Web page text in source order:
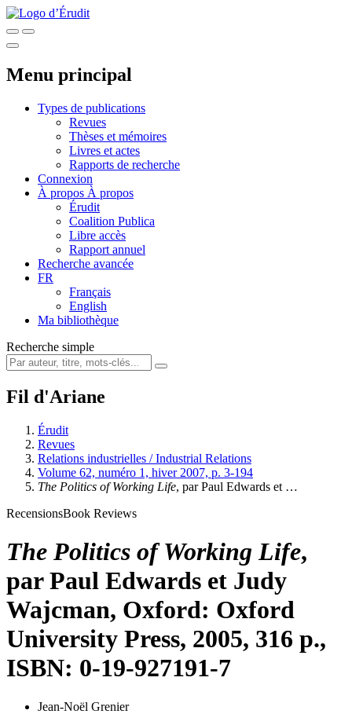
Menu principal
Types de publications
Revues
Thèses et mémoires
Livres et actes
Rapports de recherche
Connexion
À propos À propos
Érudit
Coalition Publica
Libre accès
Rapport annuel
Recherche avancée
FR
Français
English
Ma bibliothèque
Recherche simple
Fil d'Ariane
Érudit
Revues
Relations industrielles / Industrial Relations
Volume 62, numéro 1, hiver 2007, p. 3-194
The Politics of Working Life, par Paul Edwards et …
RecensionsBook Reviews
The Politics of Working Life,
par Paul Edwards et Judy
Wajcman, Oxford: Oxford
University Press, 2005, 316 p.,
ISBN: 0-19-927191-7
Jean-Noël Grenier